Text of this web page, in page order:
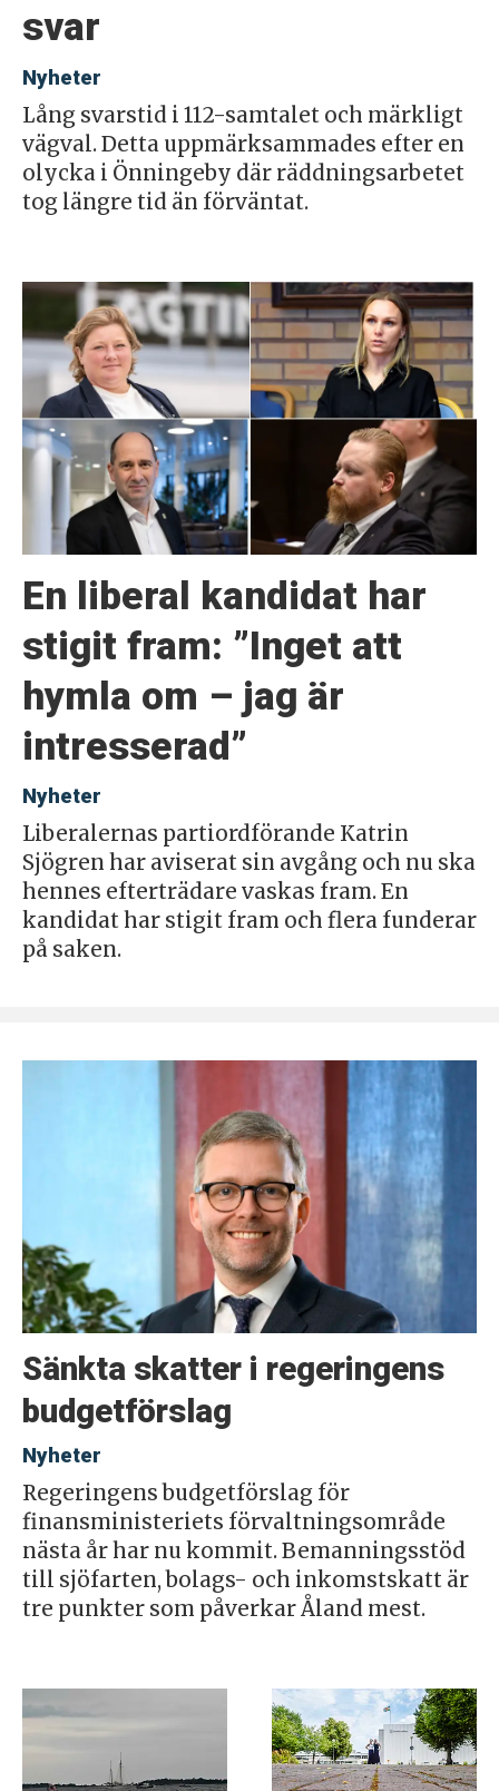
svar
Nyheter
Lång svarstid i 112-samtalet och märkligt
vägval. Detta uppmärksammades efter en
olycka i Önningeby där räddningsarbetet
tog längre tid än förväntat.
En liberal kandidat har
stigit fram: ”Inget att
hymla om – jag är
intresserad”
Nyheter
Liberalernas partiordförande Katrin
Sjögren har aviserat sin avgång och nu ska
hennes efterträdare vaskas fram. En
kandidat har stigit fram och flera funderar
på saken.
Sänkta skatter i regeringens
budgetförslag
Nyheter
Regeringens budgetförslag för
finansministeriets förvaltningsområde
nästa år har nu kommit. Bemanningsstöd
till sjöfarten, bolags- och inkomstskatt är
tre punkter som påverkar Åland mest.